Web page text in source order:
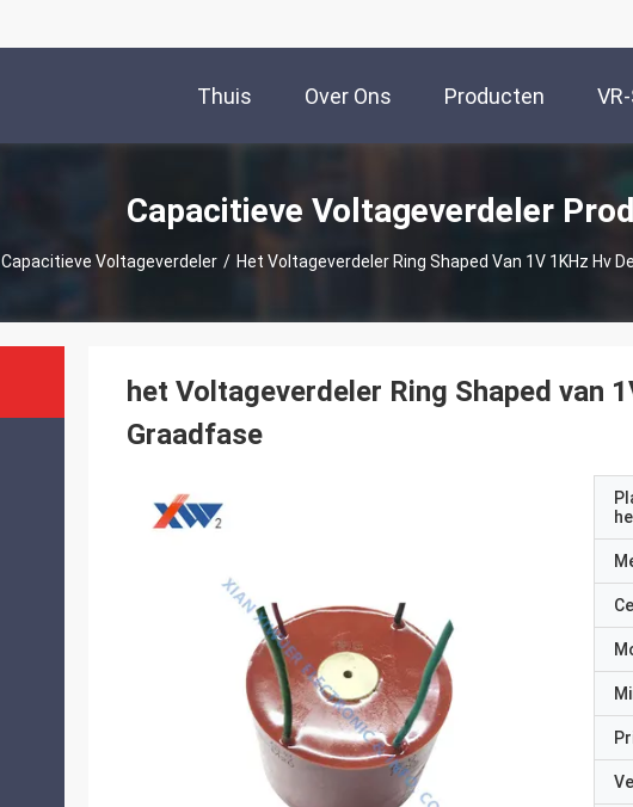
Thuis Over Ons Producten
Capacitieve Voltageverdeler
Capacitieve Voltageverdeler / Het Voltageverdeler Ring Shaped Van 1V 1KHz Hv
het Voltageverdeler Ring Shaped van
Graadfase